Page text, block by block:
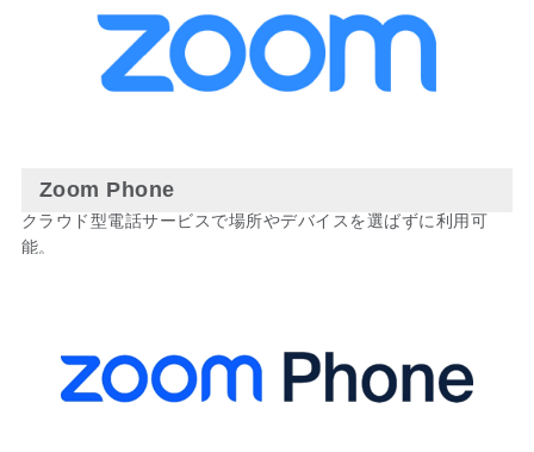
Zoom Phone
クラウド型電話サービスで場所やデバイスを選ばずに利用可
能。